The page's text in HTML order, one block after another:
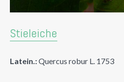
Stieleiche
Latein.:Quercus robur L. 1753